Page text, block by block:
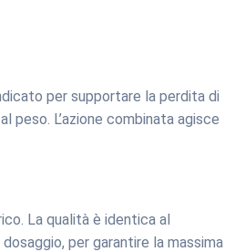
per supportare la perdita di
peso. L’azione combinata agisce
La qualità è identica al
per garantire la massima